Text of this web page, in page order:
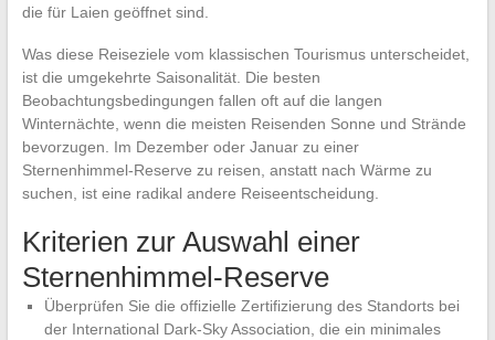
die für Laien geöffnet sind.
Was diese Reiseziele vom klassischen Tourismus unterscheidet,
ist die umgekehrte Saisonalität. Die besten
Beobachtungsbedingungen fallen oft auf die langen
Winternächte, wenn die meisten Reisenden Sonne und Strände
bevorzugen. Im Dezember oder Januar zu einer
Sternenhimmel-Reserve zu reisen, anstatt nach Wärme zu
suchen, ist eine radikal andere Reiseentscheidung.
Kriterien zur Auswahl einer
Sternenhimmel-Reserve
Überprüfen Sie die offizielle Zertifizierung des Standorts bei
der International Dark-Sky Association, die ein minimales